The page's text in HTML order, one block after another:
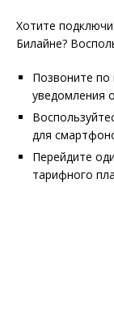
Хотите
Билайне?
Позвоните по
уведомления
для
Перейдите
тарифного